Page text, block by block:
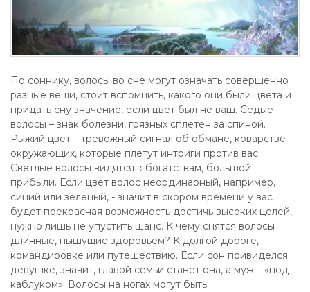
По соннику, волосы во сне могут означать совершенно
разные вещи, стоит вспомнить, какого они были цвета и
придать сну значение, если цвет был не ваш. Седые
волосы – знак болезни, грязных сплетен за спиной.
Рыжий цвет – тревожный сигнал об обмане, коварстве
окружающих, которые плетут интриги против вас.
Светлые волосы видятся к богатствам, большой
прибыли. Если цвет волос неординарный, например,
синий или зеленый, - значит в скором времени у вас
будет прекрасная возможность достичь высоких целей,
нужно лишь не упустить шанс. К чему снятся волосы
длинные, пышущие здоровьем? К долгой дороге,
командировке или путешествию. Если сон привиделся
девушке, значит, главой семьи станет она, а муж – «под
каблуком». Волосы на ногах могут быть